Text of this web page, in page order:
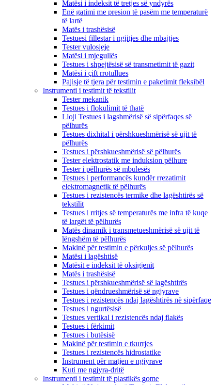
Matësi i indeksit të tretjes së yndyrës
Enë gatimi me presion të pasëm me temperaturë
të lartë
Matës i trashësisë
Testuesi fillestar i ngjitjes dhe mbajtjes
Tester vulosjeje
Matësi i mjegullës
Testues i shpejtësisë së transmetimit të gazit
Matësi i çift rrotullues
Pajisje të tjera për testimin e paketimit fleksibël
Instrumenti i testimit të tekstilit
Tester mekanik
Testues i flokulimit të thatë
Lloji Testues i lagshmërisë së sipërfaqes së
pëlhurës
Testues dixhital i përshkueshmërisë së ujit të
pëlhurës
Testues i përshkueshmërisë së pëlhurës
Tester elektrostatik me induksion pëlhure
Tester i pëlhurës së mbulesës
Testues i performancës kundër rrezatimit
elektromagnetik të pëlhurës
Testues i rezistencës termike dhe lagështirës së
tekstilit
Testues i rritjes së temperaturës me infra të kuqe
të largët të pëlhurës
Matës dinamik i transmetueshmërisë së ujit të
lëngshëm të pëlhurës
Makinë për testimin e përkuljes së pëlhurës
Matësi i lagështisë
Matësit e indeksit të oksigjenit
Matës i trashësisë
Testues i përshkueshmërisë së lagështirës
Testues i qëndrueshmërisë së ngjyrave
Testues i rezistencës ndaj lagështirës në sipërfaqe
Testues i ngurtësisë
Testues vertikal i rezistencës ndaj flakës
Testues i fërkimit
Testues i butësisë
Makinë për testimin e tkurrjes
Testues i rezistencës hidrostatike
Instrument për matjen e ngjyrave
Kuti me ngjyra-dritë
Instrumenti i testimit të plastikës gome